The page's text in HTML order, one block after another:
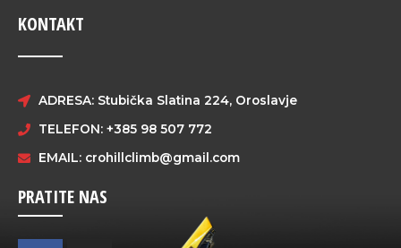
KONTAKT
ADRESA: Stubička Slatina 224, Oroslavje
TELEFON: +385 98 507 772
EMAIL: crohillclimb@gmail.com
PRATITE NAS